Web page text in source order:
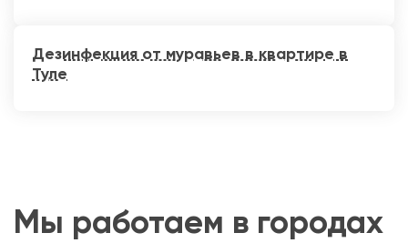
Дезинфекция от муравьев в квартире в
Туле
Мы работаем в городах